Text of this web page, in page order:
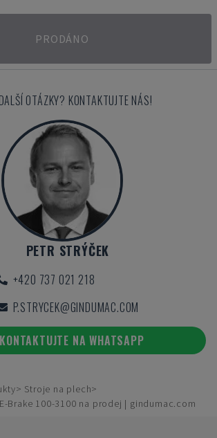
PRODÁNO
OTÁZKY? KONTAKTUJTE NÁS!
PETR STRÝČEK
+420 737 021 218
P.STRYCEK@GINDUMAC.COM
KONTAKTUJTE NA WHATSAPP
Stroje na plech
Brake 100-3100 na prodej | gindumac.com